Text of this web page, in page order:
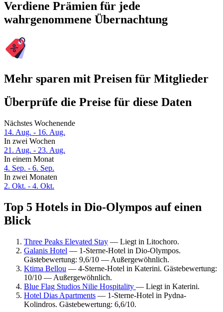
Verdiene Prämien für jede
wahrgenommene Übernachtung
Mehr sparen mit Preisen für Mitglieder
Überprüfe die Preise für diese Daten
Nächstes Wochenende
14. Aug. - 16. Aug.
In zwei Wochen
21. Aug. - 23. Aug.
In einem Monat
4. Sep. - 6. Sep.
In zwei Monaten
2. Okt. - 4. Okt.
Top 5 Hotels in Dio-Olympos auf einen
Blick
Three Peaks Elevated Stay — Liegt in Litochoro.
Galanis Hotel — 1-Sterne-Hotel in Dio-Olympos.
Gästebewertung: 9,6/10 — Außergewöhnlich.
Ktima Bellou — 4-Sterne-Hotel in Katerini. Gästebewertung:
10/10 — Außergewöhnlich.
Blue Flag Studios Nilie Hospitality — Liegt in Katerini.
Hotel Dias Apartments — 1-Sterne-Hotel in Pydna-
Kolindros. Gästebewertung: 6,6/10.